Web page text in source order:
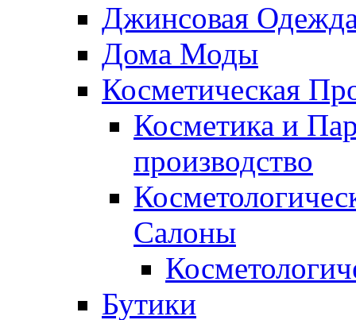
Джинсовая
Дома Моды
Косметическая
Косметика и
производство
Салоны
Бутики